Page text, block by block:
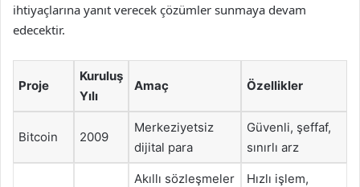
ihtiyaçlarına yanıt verecek çözümler sunmaya devam
edecektir.
Proje
Kuruluş
Yılı
Amaç Özellikler
Bitcoin 2009
Merkeziyetsiz
dijital para
Güvenli, şeffaf,
sınırlı arz
Akıllı sözleşmeler
Hızlı işlem,